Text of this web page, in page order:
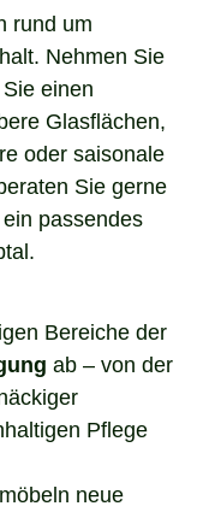
rund um
Nehmen Sie
einen
Glasflächen,
oder saisonale
Sie gerne
passendes
Bereiche der
ab – von der
Pflege
neue